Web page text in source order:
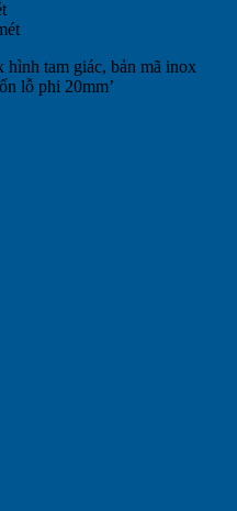
tam giác, bản mã inox
lỗ phi 20mm’